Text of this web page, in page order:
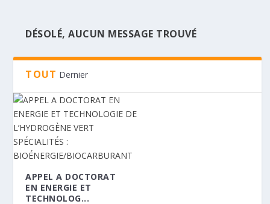
DÉSOLÉ, AUCUN MESSAGE TROUVÉ
TOUT Dernier
APPEL A DOCTORAT
EN ENERGIE ET
TECHNOLOG...